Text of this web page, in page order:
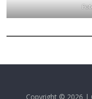
Copyright © 2026 |